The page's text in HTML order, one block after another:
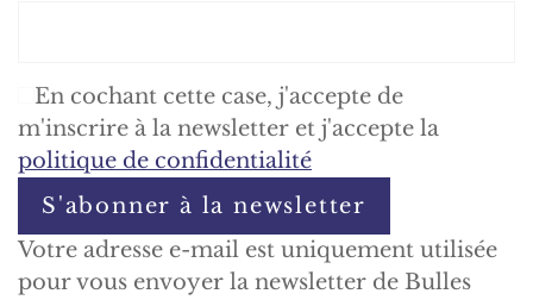
En cochant cette case, j'accepte de
m'inscrire à la newsletter et j'accepte la
politique de confidentialité
Votre adresse e-mail est uniquement utilisée
pour vous envoyer la newsletter de Bulles